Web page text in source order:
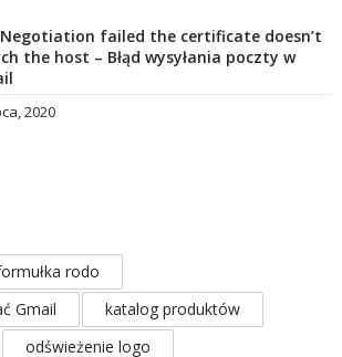
Negotiation failed the certificate doesn’t
the host – Błąd wysyłania poczty w
2020
rodo
Gmail
katalog produktów
odświeżenie logo